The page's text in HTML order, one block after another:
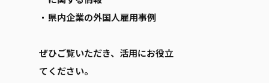
県内企業の外国人雇用事例
ぜひご覧いただき、活用にお役立
てください。